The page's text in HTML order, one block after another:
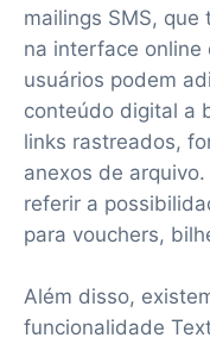
mailings SMS,
na interface online
usuários podem
conteúdo digital a
links rastreados,
anexos de
referir a
para vouchers,
Além disso,
funcionalidade